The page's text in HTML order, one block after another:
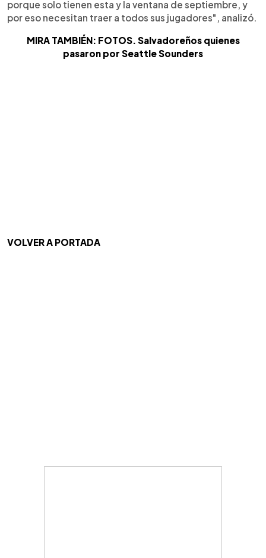
porque solo tienen esta y la ventana de septiembre, y
por eso necesitan traer a todos sus jugadores", analizó.
MIRA TAMBIÉN: FOTOS. Salvadoreños quienes
pasaron por Seattle Sounders
VOLVER A PORTADA